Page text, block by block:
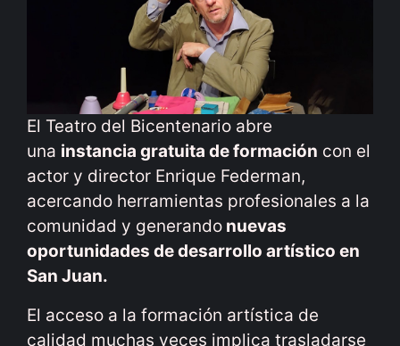
El Teatro del Bicentenario abre
una instancia gratuita de formación con el
actor y director Enrique Federman,
acercando herramientas profesionales a la
comunidad y generando nuevas
oportunidades de desarrollo artístico en
San Juan.
El acceso a la formación artística de
calidad muchas veces implica trasladarse